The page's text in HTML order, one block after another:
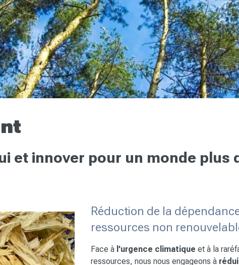
et innover pour un monde plus
Réduction de la
ressources non
Face à l’urgence climatique et à la
ressources, nous nous engageons à